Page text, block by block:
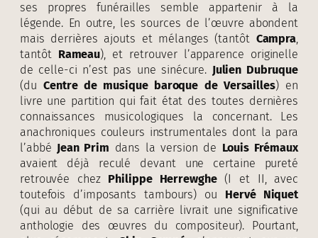
ses propres funérailles semble appartenir à la
légende. En outre, les sources de l’œuvre abondent
mais derrières ajouts et mélanges (tantôt Campra,
tantôt Rameau), et retrouver l’apparence originelle
de celle-ci n’est pas une sinécure. Julien Dubruque
(duCentre de musique baroque de Versailles) en
livre une partition qui fait état des toutes dernières
connaissances musicologiques la concernant. Les
anachroniques couleurs instrumentales dont la para
l’abbé Jean Prim dans la version de Louis Frémaux
avaient déjà reculé devant une certaine pureté
retrouvée chez Philippe Herrewghe(I et II, avec
toutefois d’imposants tambours) ou Hervé Niquet
(qui au début de sa carrière livrait une significative
anthologie des œuvres du compositeur). Pourtant,